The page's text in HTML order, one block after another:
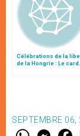
Célébrations de la
de la Hongrie : Le card.
SEPTEMBRE
W M